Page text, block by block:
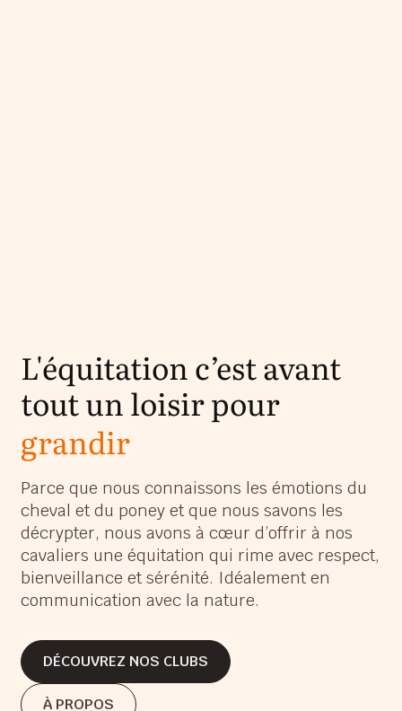
L'équitation c’est avant
tout un loisir pour
grandir
s’épanouir
s’amuser
grandir
Parce que nous connaissons les émotions du
cheval et du poney et que nous savons les
décrypter, nous avons à cœur d’offrir à nos
cavaliers une équitation qui rime avec respect,
bienveillance et sérénité. Idéalement en
communication avec la nature.
DÉCOUVREZ NOS CLUBS
DÉCOUVREZ NOS CLUBS
À PROPOS